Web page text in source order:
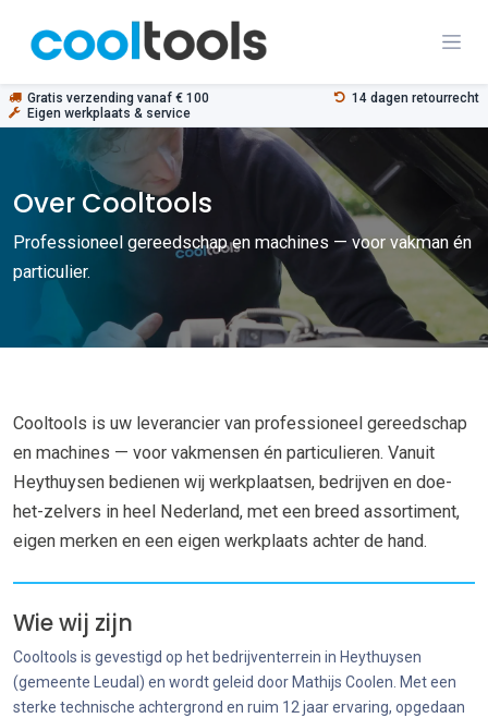
Gratis verzending vanaf € 100
14 dagen retourrecht
Eigen werkplaats & service
Over Cooltools
Professioneel gereedschap en machines — voor vakman én
particulier.
Cooltools is uw leverancier van professioneel gereedschap
en machines — voor vakmensen én particulieren. Vanuit
Heythuysen bedienen wij werkplaatsen, bedrijven en doe-
het-zelvers in heel Nederland, met een breed assortiment,
eigen merken en een eigen werkplaats achter de hand.
Wie wij zijn
Cooltools is gevestigd op het bedrijventerrein in Heythuysen
(gemeente Leudal) en wordt geleid door Mathijs Coolen. Met een
sterke technische achtergrond en ruim 12 jaar ervaring, opgedaan